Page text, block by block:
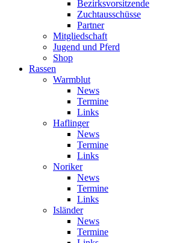
Bezirksvorsitzende
Zuchtausschüsse
Partner
Mitgliedschaft
Jugend und Pferd
Shop
Rassen
Warmblut
News
Termine
Links
Haflinger
News
Termine
Links
Noriker
News
Termine
Links
Isländer
News
Termine